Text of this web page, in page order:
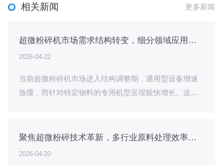
相关新闻 更多新闻
超微粉碎机市场需求结构转变，细分领域应用催生差异化设计
2026-04-22
当前超微粉碎机市场进入结构调整期，通用型设备增速
放缓，而针对特定物料的专用机型呈现较快增长。这一
聚焦超微粉碎技术革新，多行业原料处理效率实现跃升
2026-04-20